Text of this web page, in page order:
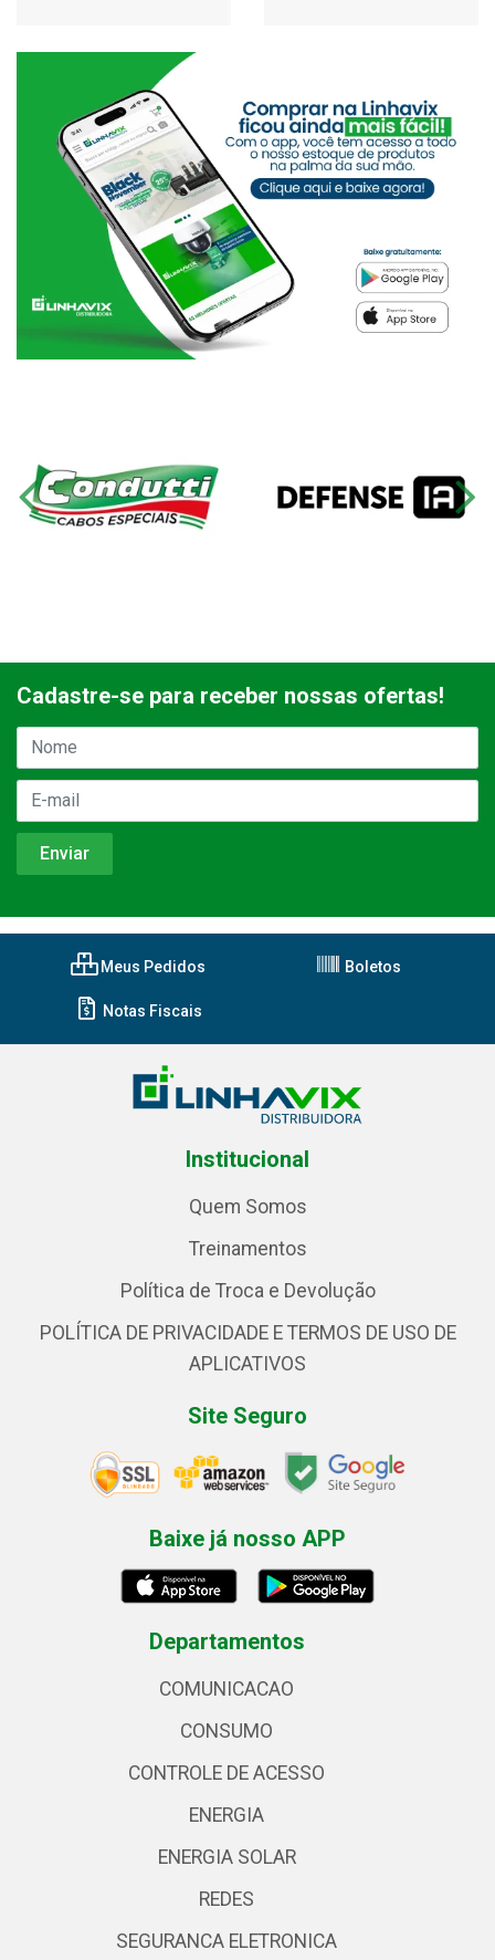
Cadastre-se para receber nossas ofertas!
Meus Pedidos Boletos
Notas Fiscais
Institucional
Quem Somos
Treinamentos
Política de Troca e Devolução
POLÍTICA DE PRIVACIDADE E TERMOS DE USO DE
APLICATIVOS
Site Seguro
Baixe já nosso APP
Departamentos
COMUNICACAO
CONSUMO
CONTROLE DE ACESSO
ENERGIA
ENERGIA SOLAR
REDES
SEGURANCA ELETRONICA